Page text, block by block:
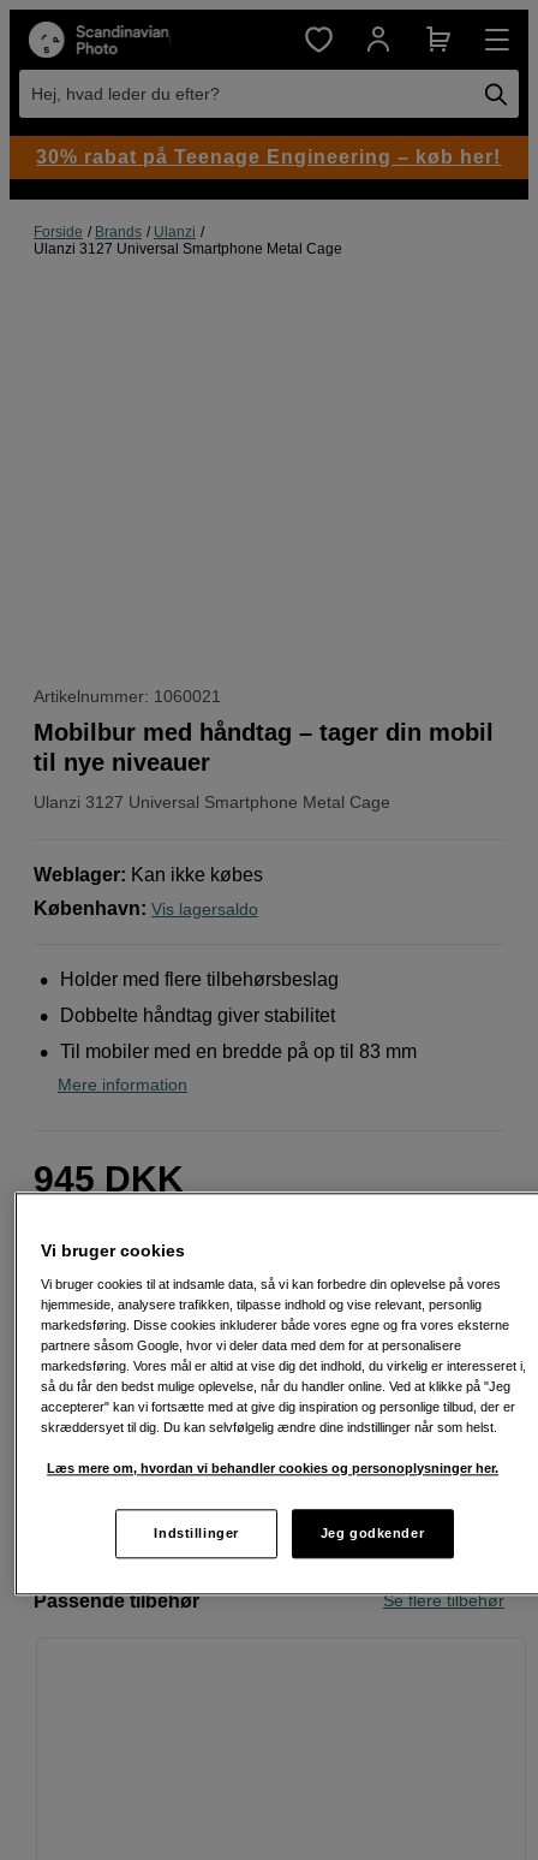
Hej, hvad leder du efter?
Forside Brands
Ulanzi
Ulanzi 3127 Universal Smartphone Metal Cage
Artikelnummer: 1060021
Ulanzi 3127 Universal Smartphone Metal Cage
Mobilbur med håndtag – tager din mobil
til nye niveauer
Weblager: Kan ikke købes
København: Vis lagersaldo
Holder med flere tilbehørsbeslag
Dobbelte håndtag giver stabilitet
Til mobiler med en bredde på op til 83 mm
Mere information
945 DKK
Fri fragt ved køb over 500 kr.
30 dages returret
Passende tilbehør Se flere tilbehør
30% rabat på Teenage Engineering – køb her!
Vi bruger cookies
Vi bruger cookies til at indsamle data, så vi kan forbedre din oplevelse på vores
hjemmeside, analysere trafikken, tilpasse indhold og vise relevant, personlig
markedsføring. Disse cookies inkluderer både vores egne og fra vores eksterne
partnere såsom Google, hvor vi deler data med dem for at personalisere
markedsføring. Vores mål er altid at vise dig det indhold, du virkelig er interesseret i,
så du får den bedst mulige oplevelse, når du handler online. Ved at klikke på "Jeg
accepterer" kan vi fortsætte med at give dig inspiration og personlige tilbud, der er
skræddersyet til dig. Du kan selvfølgelig ændre dine indstillinger når som helst.
Læs mere om, hvordan vi behandler cookies og personoplysninger her.
Indstillinger Jeg godkender